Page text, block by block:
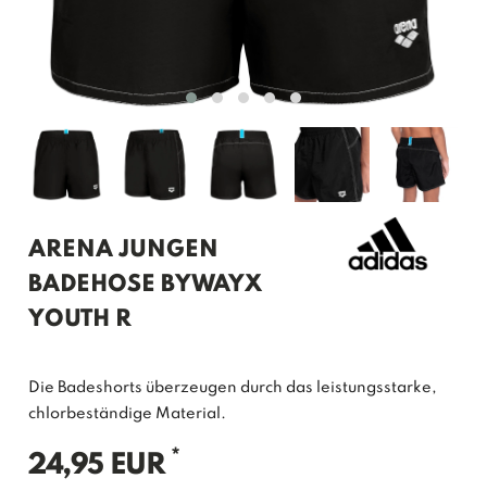
ARENA JUNGEN
BADEHOSE BYWAYX
YOUTH R
Die Badeshorts überzeugen durch das leistungsstarke,
chlorbeständige Material.
24,95 EUR *